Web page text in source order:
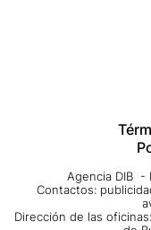
Agencia DIB -
Contactos:
Dirección de las